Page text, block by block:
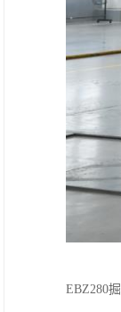
EBZ280